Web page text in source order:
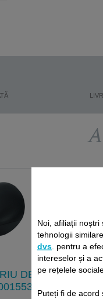
DE
Noi, afiliații noștri
tehnologii
dvs . pentru a
intereselor și a
pe rețelele
Puteți fi de acord